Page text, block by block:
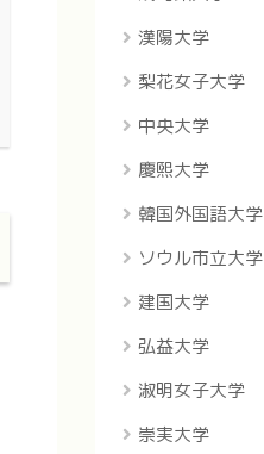
漢陽大学
梨花女子大学
中央大学
慶煕大学
韓国外国語大学
ソウル市立大学
建国大学
弘益大学
淑明女子大学
崇実大学